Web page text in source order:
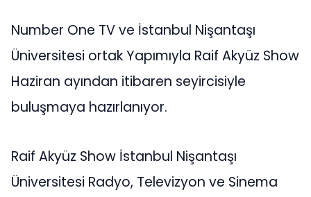
Number One TV ve İstanbul Nişantaşı
Üniversitesi ortak Yapımıyla Raif Akyüz Show
Haziran ayından itibaren seyircisiyle
buluşmaya hazırlanıyor.
Raif Akyüz Show İstanbul Nişantaşı
Üniversitesi Radyo, Televizyon ve Sinema